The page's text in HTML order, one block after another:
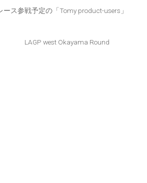
ース参戦予定の「Tomy product-users」
LAGP west Okayama Round